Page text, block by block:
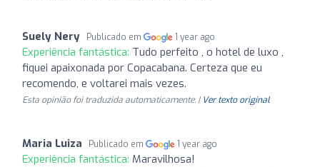
Suely Nery Publicado em 1 year ago
Experiência fantástica: Tudo perfeito , o hotel de luxo ,
fiquei apaixonada por Copacabana. Certeza que eu
recomendo, e voltarei mais vezes.
Esta opinião foi traduzida automaticamente. | Ver texto original
Maria Luiza Publicado em 1 year ago
Experiência fantástica: Maravilhosa!